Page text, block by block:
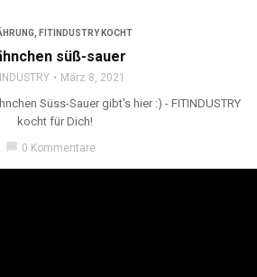
FITINDUSTRY KOCHT
süß-sauer
März 8, 2021
Süss-Sauer gibt's hier :) - FITINDUSTRY
kocht für Dich!
chat_bubble 0 Kommentare